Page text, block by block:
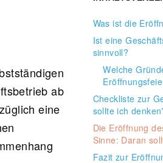
ab
eine
Was ist die
Ist eine
sinnvoll?
Welche
Checkliste zur
sollte ich
Die Eröffnung
Sinne: Daran
Fazit zur